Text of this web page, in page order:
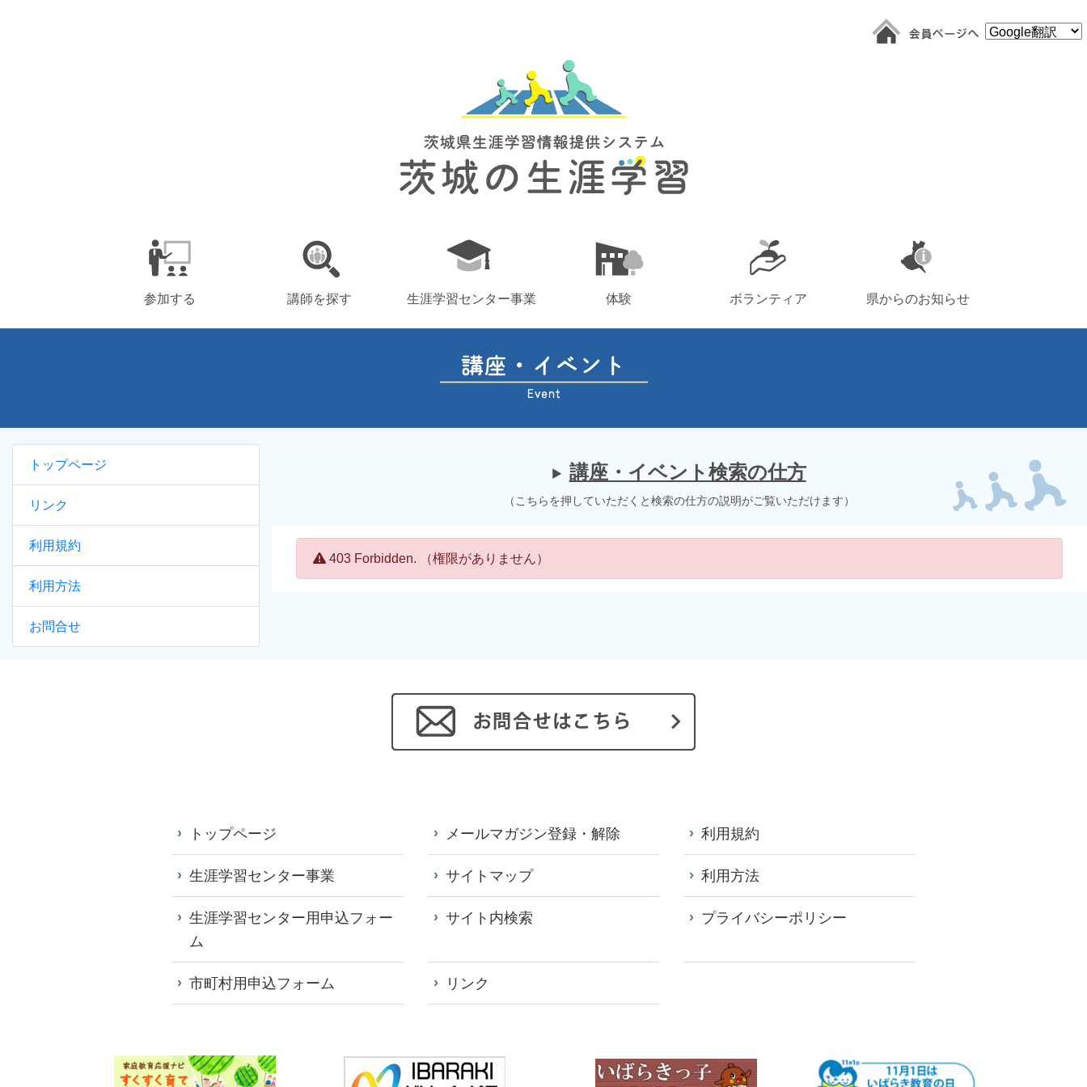
参加する 講師を探す 生涯学習センター事業 体験 ボランティア 県からのお知らせ
トップページ
リンク
利用規約
利用方法
お問合せ
講座・イベント検索の仕方
（こちらを押していただくと検索の仕方の説明がご覧いただけます）
Error:
403 Forbidden. （権限がありません）
トップページ
生涯学習センター事業
生涯学習センター用申込フォー
ム
市町村用申込フォーム
メールマガジン登録・解除
サイトマップ
サイト内検索
リンク
利用規約
利用方法
プライバシーポリシー